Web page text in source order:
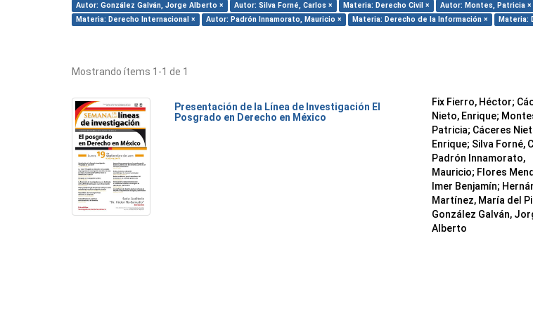
Autor: González Galván, Jorge Alberto ×
Autor: Silva Forné, Carlos × Materia: Derecho Civil ×
Autor: Montes, Patricia ×
Materia: Derecho Internacional ×
Autor: Padrón Innamorato, Mauricio × Materia: Derecho de la Información × Materia:
Mostrando ítems 1-1 de 1
Presentación de la Línea de Investigación El
Posgrado en Derecho en México
Fix Fierro, Héctor;
Nieto, Enrique;
Patricia; Cáceres
Enrique; Silva Forné,
Padrón Innamorato,
Mauricio; Flores
Imer Benjamín;
Martínez, María del
González Galván,
Alberto